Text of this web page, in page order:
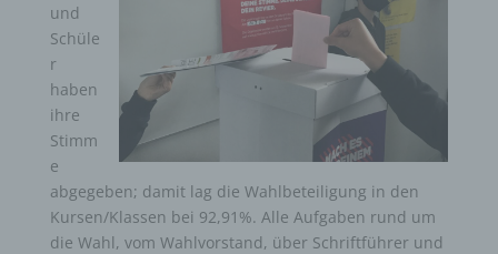
und
Schüle
r
haben
ihre
Stimm
e
abgegeben; damit lag die Wahlbeteiligung in den
Kursen/Klassen bei 92,91%. Alle Aufgaben rund um
die Wahl, vom Wahlvorstand, über Schriftführer und